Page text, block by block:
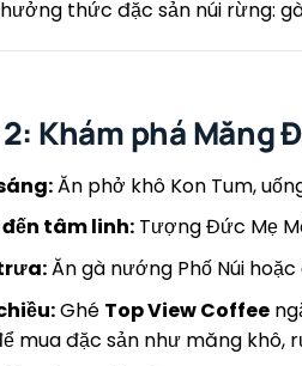
thức đặc sản núi rừng:
Khám phá Măng
Ăn phở khô Kon Tum,
tâm linh:Tượng Đức Mẹ
Ăn gà nướng Phố Núi
Ghé Top View Coffee
mua đặc sản như măng khô,